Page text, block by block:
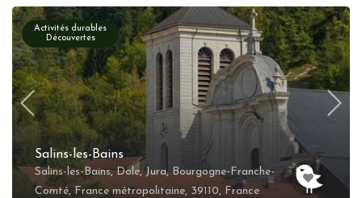
Activités durables
Découvertes
Salins-les-Bains
Salins-les-Bains, Dole, Jura, Bourgogne-Franche-
Comté, France métropolitaine, 39110, France